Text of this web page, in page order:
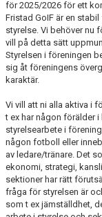
för 2025/2026 för ett
Fristad GoIF är en
styrelse. Vi behöver nu
vill på detta sätt
Styrelsen i föreningen
sig åt föreningens
karaktär.
Vi vill att ni alla aktiva i
t ex har någon förälder
styrelsearbete i
någon fotboll eller
av ledare/tränare. Det
ekonomi, strategi,
sektioner har rätt
fråga för styrelsen är
som t ex jämställdhet,